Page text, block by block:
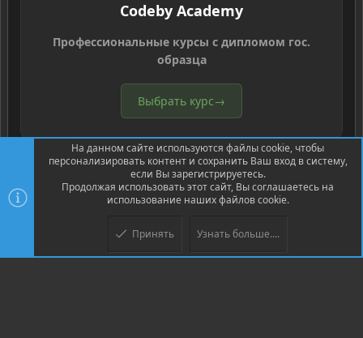
Codeby Academy
Профессиональные курсы с дипломом гос.
образца
Выбрать курс→
Community platform by XenForo ® © 2010-2026 XenForo Ltd.
© Jason Axelrod of 8WAYRUN
На данном сайте используются файлы cookie, чтобы
персонализировать контент и сохранить Ваш вход в систему,
если Вы зарегистрируетесь.
Продолжая использовать этот сайт, Вы соглашаетесь на
использование наших файлов cookie.
Принять Узнать больше....